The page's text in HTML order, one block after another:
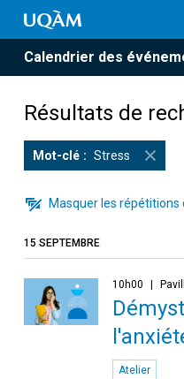
Calendrier des
Résultats de
Mot-clé Stress
Masquer les
15 SEPTEMBRE
10h00
Atelier